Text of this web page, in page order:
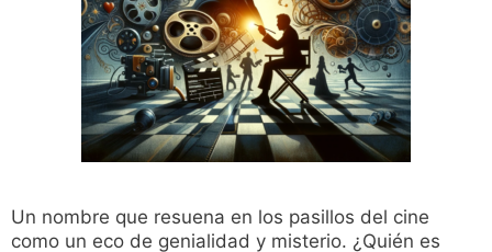
Un nombre que resuena en los pasillos del cine
como un eco de genialidad y misterio. ¿Quién es